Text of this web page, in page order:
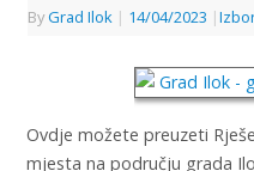
ByGrad Ilok | 14/04/2023 |
Ovdje možete preuzeti
mjesta na području grada